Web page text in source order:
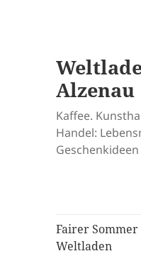
Alzenau
Kaffee.
Handel:
Geschenkideen
Fairer
Weltladen